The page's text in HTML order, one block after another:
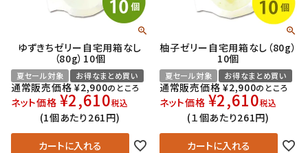
ゆずきちゼリー自宅用箱なし
（80g）10個
夏セール対象 お得なまとめ買い
通常販売価格 ¥2,900のところ
ネット価格 ¥2,610税込
(1個あたり261円)
カートに入れる
柚子ゼリー自宅用箱なし（80g）
10個
夏セール対象 お得なまとめ買い
通常販売価格 ¥2,900のところ
ネット価格 ¥2,610税込
(１個あたり261円)
カートに入れる